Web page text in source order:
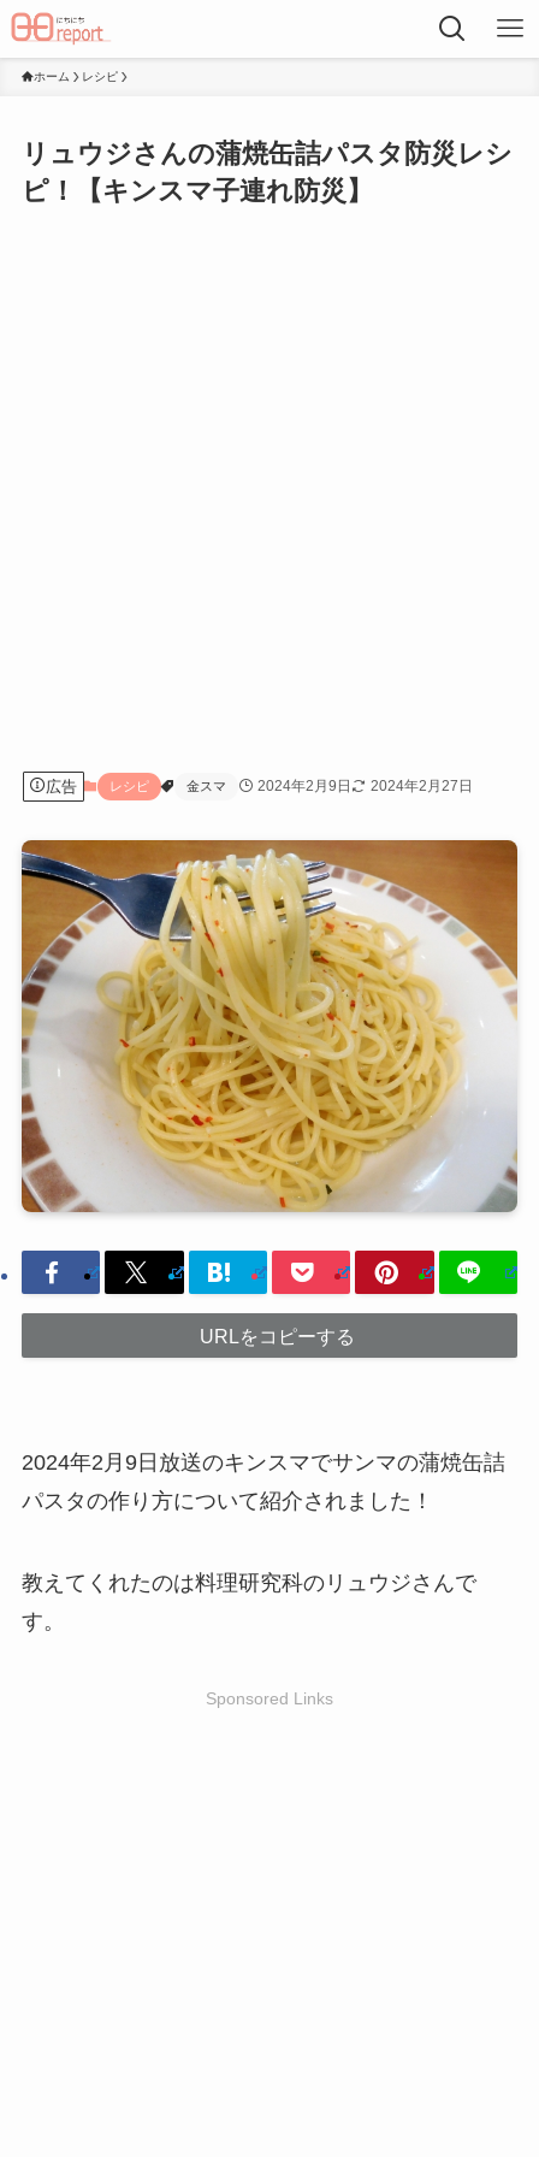
ホーム レシピ
リュウジさんの蒲焼缶詰パスタ防災レシ
ピ！【キンスマ子連れ防災】
広告 レシピ 金スマ 2024年2月9日 2024年2月27日
URLをコピーする
2024年2月9日放送のキンスマでサンマの蒲焼缶詰
パスタの作り方について紹介されました！
教えてくれたのは料理研究科のリュウジさんで
す。
Sponsored Links